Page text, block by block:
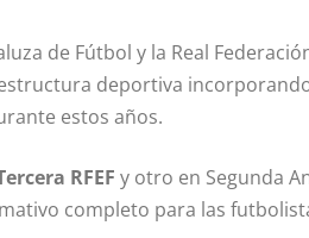
de Fútbol y la Real
deportiva
estos años.
RFEF y otro en Segunda
completo para las